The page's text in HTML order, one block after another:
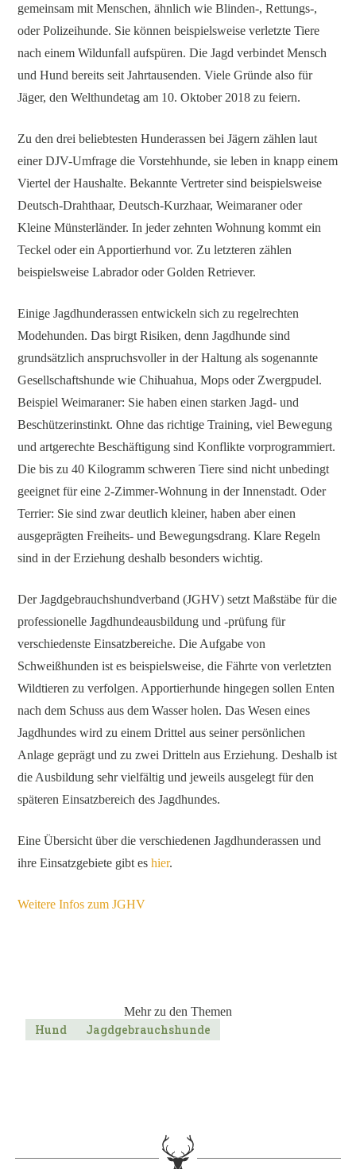
gemeinsam mit Menschen, ähnlich wie Blinden-, Rettungs-,
oder Polizeihunde. Sie können beispielsweise verletzte Tiere
nach einem Wildunfall aufspüren. Die Jagd verbindet Mensch
und Hund bereits seit Jahrtausenden. Viele Gründe also für
Jäger, den Welthundetag am 10. Oktober 2018 zu feiern.
Zu den drei beliebtesten Hunderassen bei Jägern zählen laut
einer DJV-Umfrage die Vorstehhunde, sie leben in knapp einem
Viertel der Haushalte. Bekannte Vertreter sind beispielsweise
Deutsch-Drahthaar, Deutsch-Kurzhaar, Weimaraner oder
Kleine Münsterländer. In jeder zehnten Wohnung kommt ein
Teckel oder ein Apportierhund vor. Zu letzteren zählen
beispielsweise Labrador oder Golden Retriever.
Einige Jagdhunderassen entwickeln sich zu regelrechten
Modehunden. Das birgt Risiken, denn Jagdhunde sind
grundsätzlich anspruchsvoller in der Haltung als sogenannte
Gesellschaftshunde wie Chihuahua, Mops oder Zwergpudel.
Beispiel Weimaraner: Sie haben einen starken Jagd- und
Beschützerinstinkt. Ohne das richtige Training, viel Bewegung
und artgerechte Beschäftigung sind Konflikte vorprogrammiert.
Die bis zu 40 Kilogramm schweren Tiere sind nicht unbedingt
geeignet für eine 2-Zimmer-Wohnung in der Innenstadt. Oder
Terrier: Sie sind zwar deutlich kleiner, haben aber einen
ausgeprägten Freiheits- und Bewegungsdrang. Klare Regeln
sind in der Erziehung deshalb besonders wichtig.
Der Jagdgebrauchshundverband (JGHV) setzt Maßstäbe für die
professionelle Jagdhundeausbildung und -prüfung für
verschiedenste Einsatzbereiche. Die Aufgabe von
Schweißhunden ist es beispielsweise, die Fährte von verletzten
Wildtieren zu verfolgen. Apportierhunde hingegen sollen Enten
nach dem Schuss aus dem Wasser holen. Das Wesen eines
Jagdhundes wird zu einem Drittel aus seiner persönlichen
Anlage geprägt und zu zwei Dritteln aus Erziehung. Deshalb ist
die Ausbildung sehr vielfältig und jeweils ausgelegt für den
späteren Einsatzbereich des Jagdhundes.
Eine Übersicht über die verschiedenen Jagdhunderassen und
ihre Einsatzgebiete gibt eshier.
Weitere Infos zum JGHV
Mehr zu den Themen
Hund Jagdgebrauchshunde